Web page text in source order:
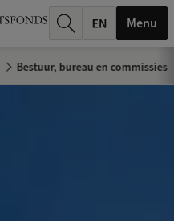
Menu
Bestuur, bureau en commissies